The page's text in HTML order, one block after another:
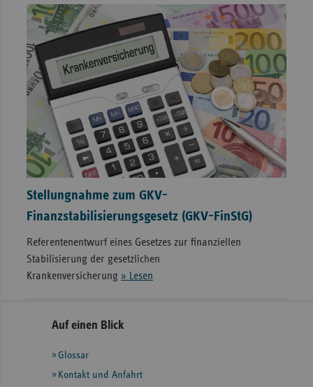
Stellungnahme zum GKV-
Finanzstabilisierungsgesetz (GKV-FinStG)
Referentenentwurf eines Gesetzes zur finanziellen
Stabilisierung der gesetzlichen
Krankenversicherung » Lesen
Seitennavigation
Seitenleiste
weiteren
Informationen
Auf einen Blick
Glossar
Kontakt und Anfahrt